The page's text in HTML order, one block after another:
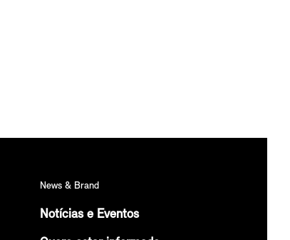
News & Brand
Notícias e Eventos